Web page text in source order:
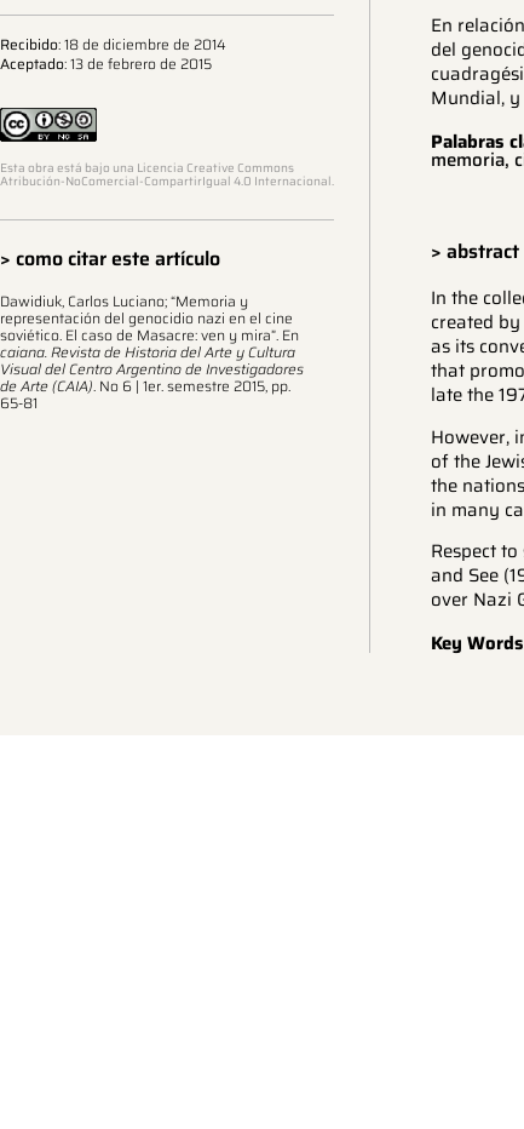
Recibido: 18 de diciembre de 2014
Aceptado: 13 de febrero de 2015
Esta obra está bajo una Licencia Creative Commons
Atribución-NoComercial-CompartirIgual 4.0 Internacional.
> como citar este artículo
Dawidiuk, Carlos Luciano; “Memoria y
representación del genocidio nazi en el cine
soviético. El caso de Masacre: ven y mira”. En
caiana. Revista de Historia del Arte y Cultura
Visual del Centro Argentino de Investigadores
de Arte (CAIA). No 6 | 1er. semestre 2015, pp.
65-81
En
del
Mundial,
Palabras
memoria,
> abstract
In the
created
as its
that
late the
However,
of the
the
in many
Respect
and See
over Nazi
Key